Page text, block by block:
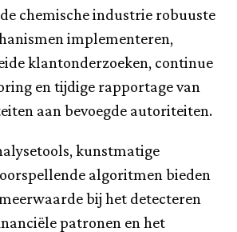
chemische industrie robuuste
implementeren,
klantonderzoeken, continue
en tijdige rapportage van
aan bevoegde autoriteiten.
kunstmatige
algoritmen bieden
bij het detecteren
patronen en het